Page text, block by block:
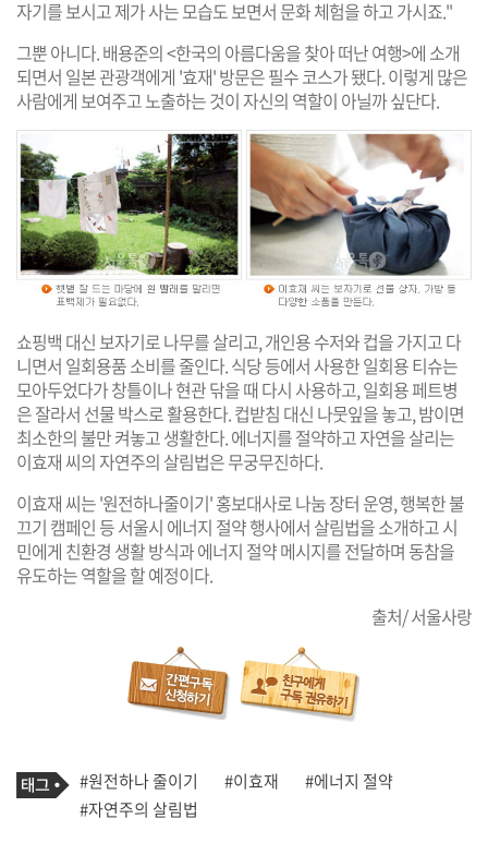
자기를 보시고 제가 사는 모습도 보면서 문화 체험을 하고 가시죠."
그뿐 아니다. 배용준의 <한국의 아름다움을 찾아 떠난 여행>에 소개
되면서 일본 관광객에게 '효재' 방문은 필수 코스가 됐다. 이렇게 많은
사람에게 보여주고 노출하는 것이 자신의 역할이 아닐까 싶단다.
쇼핑백 대신 보자기로 나무를 살리고, 개인용 수저와 컵을 가지고 다
니면서 일회용품 소비를 줄인다. 식당 등에서 사용한 일회용 티슈는
모아두었다가 창틀이나 현관 닦을 때 다시 사용하고, 일회용 페트병
은 잘라서 선물 박스로 활용한다. 컵받침 대신 나뭇잎을 놓고, 밤이면
최소한의 불만 켜놓고 생활한다. 에너지를 절약하고 자연을 살리는
이효재 씨의 자연주의 살림법은 무궁무진하다.
이효재 씨는 '원전하나줄이기' 홍보대사로 나눔 장터 운영, 행복한 불
끄기 캠페인 등 서울시 에너지 절약 행사에서 살림법을 소개하고 시
민에게 친환경 생활 방식과 에너지 절약 메시지를 전달하며 동참을
유도하는 역할을 할 예정이다.
출처/ 서울사랑
기
사
관
련
태
그
#원전하나 줄이기 #이효재
#에너지 절약
#자연주의 살림법